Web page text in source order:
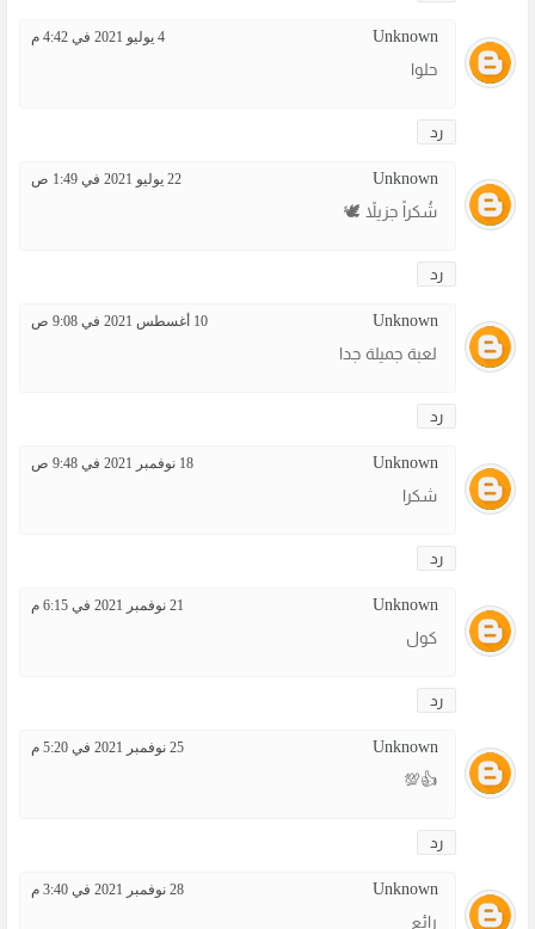
Unknown 4 يوليو 2021 في 4:42 م
حلوا
رد
Unknown 22 يوليو 2021 في 1:49 ص
شُكراً جزيلاً 🕊️
رد
Unknown 10 أغسطس 2021 في 9:08 ص
لعبة جميلة جدا
رد
Unknown 18 نوفمبر 2021 في 9:48 ص
شكرا
رد
Unknown 21 نوفمبر 2021 في 6:15 م
كول
رد
Unknown 25 نوفمبر 2021 في 5:20 م
👍💯
رد
Unknown 28 نوفمبر 2021 في 3:40 م
رائع